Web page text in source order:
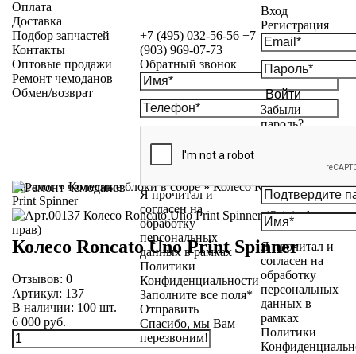
+7 (495) 032-56-56 +7
(903) 969-07-73
Обратный звонок
Я прочитал и
согласен на
обработку
персональных
данных в рамках
Политики
Конфиденциальности
Заполните все поля*
Отправить
Спасибо, мы Вам
перезвоним!
Вход
Регистрация
Войти
Забыли
пароль?
Я прочитал и
согласен на
обработку
персональных
данных в
рамках
Политики
Оплата
Доставка
Подбор запчастей
Контакты
Оптовые продажи
Ремонт чемоданов
Обмен/возврат
Каталог»Колесные блоки в сборе»Колесо Roncato Uno
Print Spinner
Колесо Roncato Uno Print Spinner
Отзывов: 0
Артикул: 137
В наличии: 100 шт.
6 000 руб.